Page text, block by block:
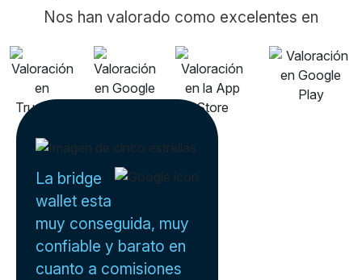
Nos han valorado como excelentes en
La bridge
wallet esta
muy conseguida, muy
confiable y barato en
cuanto a comisiones